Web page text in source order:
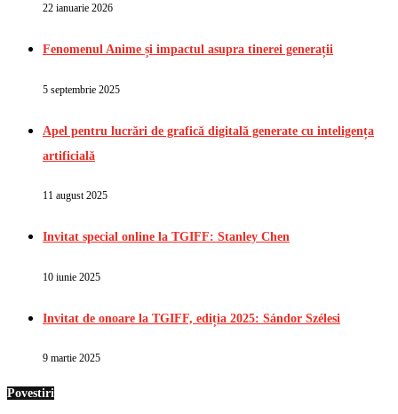
22 ianuarie 2026
Fenomenul Anime și impactul asupra tinerei generații
5 septembrie 2025
Apel pentru lucrări de grafică digitală generate cu inteligența
artificială
11 august 2025
Invitat special online la TGIFF: Stanley Chen
10 iunie 2025
Invitat de onoare la TGIFF, ediția 2025: Sándor Szélesi
9 martie 2025
Povestiri